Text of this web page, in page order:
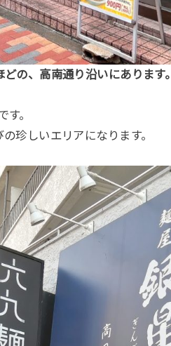
の、高南通り沿いにあります。
す。
珍しいエリアになります。